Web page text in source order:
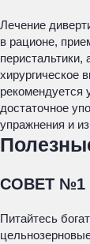
Лечение
в рационе,
перистальтики,
хирургическое
рекомендуется
достаточное
упражнения и
СОВЕТ №1
Питайтесь